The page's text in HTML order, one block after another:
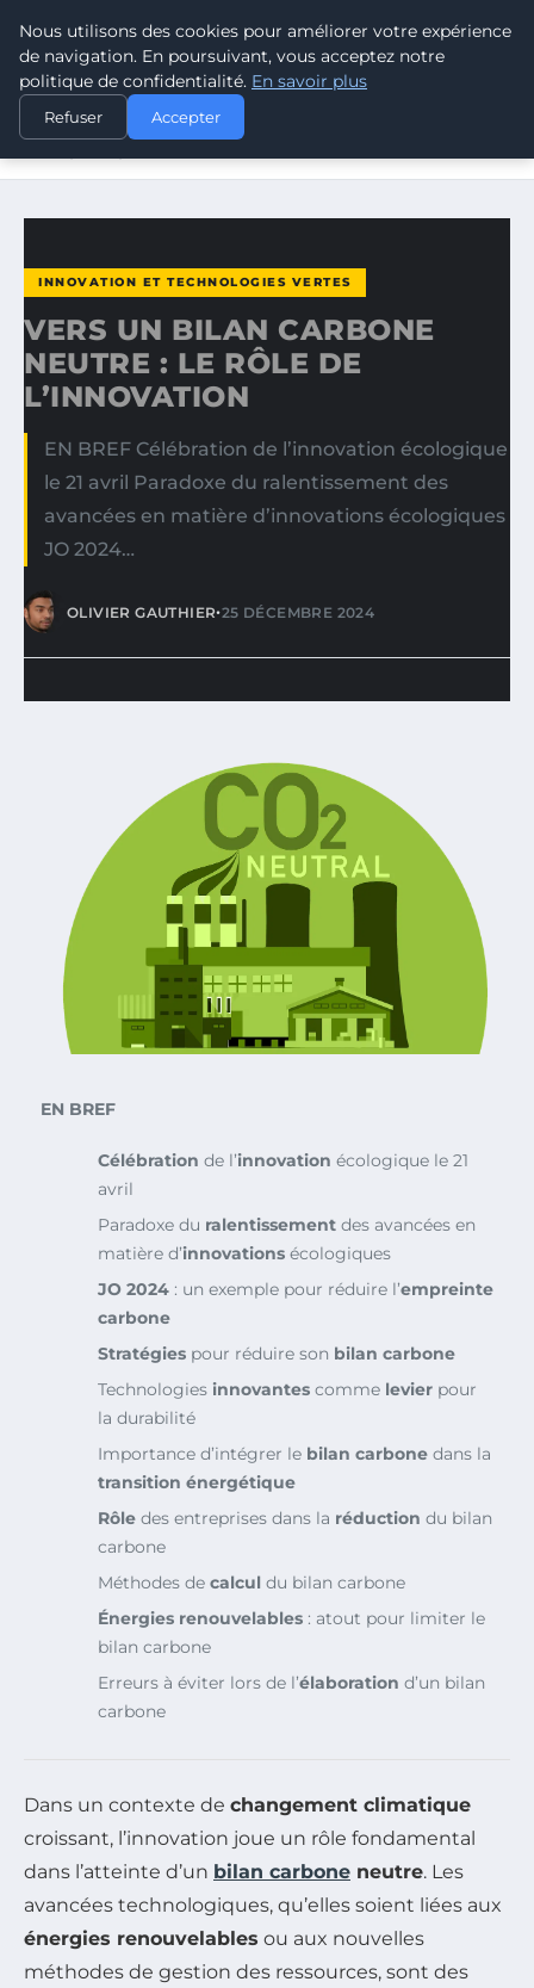
CLIMATE GUARDIAN
ACCUEIL
INNOVATION ET TECHNOLOGIES VERTES
VERS UN BILAN CARBONE NEUTRE : LE RÔLE DE
INNOVATION ET TECHNOLOGIES VERTES
VERS UN BILAN CARBONE
NEUTRE : LE RÔLE DE
L’INNOVATION
EN BREF Célébration de l’innovation écologique
le 21 avril Paradoxe du ralentissement des
avancées en matière d’innovations écologiques
JO 2024…
OLIVIER GAUTHIER•25 DÉCEMBRE 2024
EN BREF
Célébration de l’innovation écologique le 21
avril
Paradoxe du ralentissement des avancées en
matière d’innovations écologiques
JO 2024 : un exemple pour réduire l’empreinte
carbone
Stratégies pour réduire son bilan carbone
Technologies innovantes comme levier pour
la durabilité
Importance d’intégrer le bilan carbone dans la
transition énergétique
Rôle des entreprises dans la réduction du bilan
carbone
Méthodes de calcul du bilan carbone
Énergies renouvelables : atout pour limiter le
bilan carbone
Erreurs à éviter lors de l’élaboration d’un bilan
carbone
Dans un contexte de changement climatique
croissant, l’innovation joue un rôle fondamental
dans l’atteinte d’un bilan carbone neutre. Les
avancées technologiques, qu’elles soient liées aux
énergies renouvelables ou aux nouvelles
méthodes de gestion des ressources, sont des
Nous utilisons des cookies pour améliorer votre expérience
de navigation. En poursuivant, vous acceptez notre
politique de confidentialité. En savoir plus
Refuser Accepter